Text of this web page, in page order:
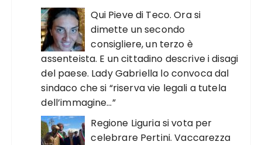
Qui Pieve di Teco. Ora si
dimette un secondo
consigliere, un terzo è
assenteista. E un cittadino descrive i disagi
del paese. Lady Gabriella lo convoca dal
sindaco che si “riserva vie legali a tutela
dell’immagine…”
Regione Liguria si vota per
celebrare Pertini. Vaccarezza